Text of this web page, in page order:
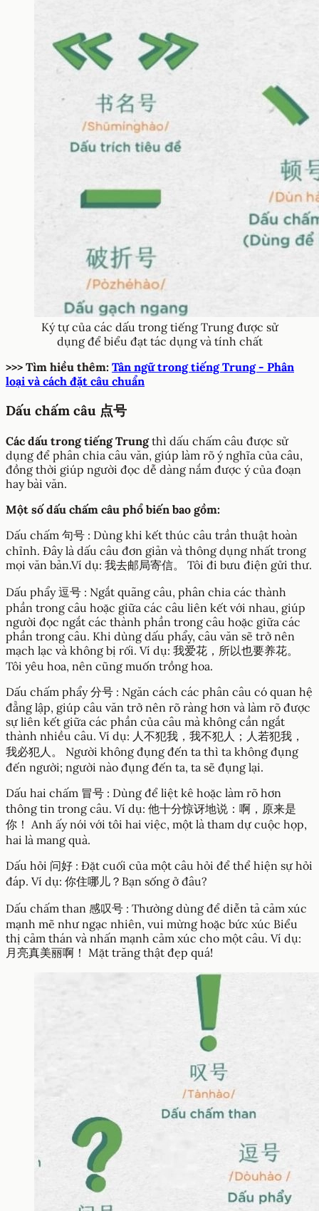
Ký tự của các dấu trong tiếng Trung được sử
dụng để biểu đạt tác dụng và tính chất
>>> Tìm hiều thêm: Tân ngữ trong tiếng Trung - Phân
loại và cách đặt câu chuẩn
Dấu chấm câu 点号
Các dấu trong tiếng Trungthì dấu chấm câu được sử
dụng để phân chia câu văn, giúp làm rõ ý nghĩa của câu,
đồng thời giúp người đọc dễ dàng nắm được ý của đoạn
hay bài văn.
Một số dấu chấm câu phổ biến bao gồm:
Dấu chấm 句号 : Dùng khi kết thúc câu trần thuật hoàn
chỉnh. Đây là dấu câu đơn giản và thông dụng nhất trong
mọi văn bản.Ví dụ: 我去邮局寄信。 Tôi đi bưu điện gửi thư.
Dấu phẩy 逗号 : Ngắt quãng câu, phân chia các thành
phần trong câu hoặc giữa các câu liên kết với nhau, giúp
người đọc ngắt các thành phần trong câu hoặc giữa các
phần trong câu. Khi dùng dấu phẩy, câu văn sẽ trở nên
mạch lạc và không bị rối. Ví dụ: 我爱花，所以也要养花。
Tôi yêu hoa, nên cũng muốn trồng hoa.
Dấu chấm phẩy 分号 : Ngăn cách các phân câu có quan hệ
đẳng lập, giúp câu văn trở nên rõ ràng hơn và làm rõ được
sự liên kết giữa các phần của câu mà không cần ngắt
thành nhiều câu. Ví dụ: 人不犯我，我不犯人；人若犯我，
我必犯人。 Người không đụng đến ta thì ta không đụng
đến người; người nào đụng đến ta, ta sẽ đụng lại.
Dấu hai chấm 冒号 : Dùng để liệt kê hoặc làm rõ hơn
thông tin trong câu. Ví dụ: 他十分惊讶地说：啊，原来是
你！ Anh ấy nói với tôi hai việc, một là tham dự cuộc họp,
hai là mang quà.
Dấu hỏi 问好 : Đặt cuối của một câu hỏi để thể hiện sự hỏi
đáp. Ví dụ: 你住哪儿？Bạn sống ở đâu?
Dấu chấm than 感叹号 : Thường dùng để diễn tả cảm xúc
mạnh mẽ như ngạc nhiên, vui mừng hoặc bức xúc Biểu
thị cảm thán và nhấn mạnh cảm xúc cho một câu. Ví dụ:
月亮真美丽啊！ Mặt trăng thật đẹp quá!